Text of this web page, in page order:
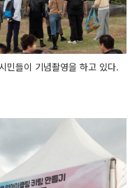
민들이 기념촬영을 하고 있다.